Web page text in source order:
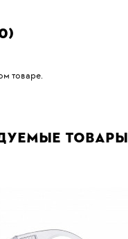
товаре.
товары